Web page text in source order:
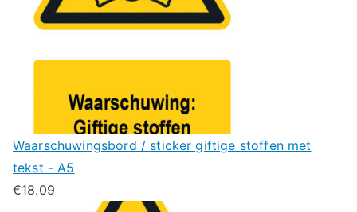
Waarschuwingsbord / sticker giftige stoffen met
tekst - A5
€18.09